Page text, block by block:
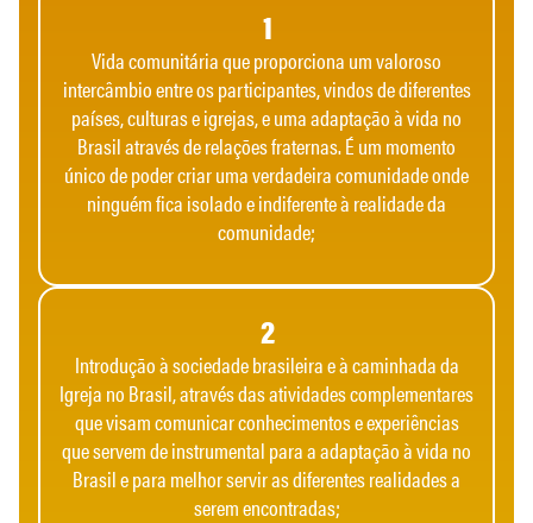
1
Vida comunitária que proporciona um valoroso
intercâmbio entre os participantes, vindos de diferentes
países, culturas e igrejas, e uma adaptação à vida no
Brasil através de relações fraternas. É um momento
único de poder criar uma verdadeira comunidade onde
ninguém fica isolado e indiferente à realidade da
comunidade;
2
Introdução à sociedade brasileira e à caminhada da
Igreja no Brasil, através das atividades complementares
que visam comunicar conhecimentos e experiências
que servem de instrumental para a adaptação à vida no
Brasil e para melhor servir as diferentes realidades a
serem encontradas;